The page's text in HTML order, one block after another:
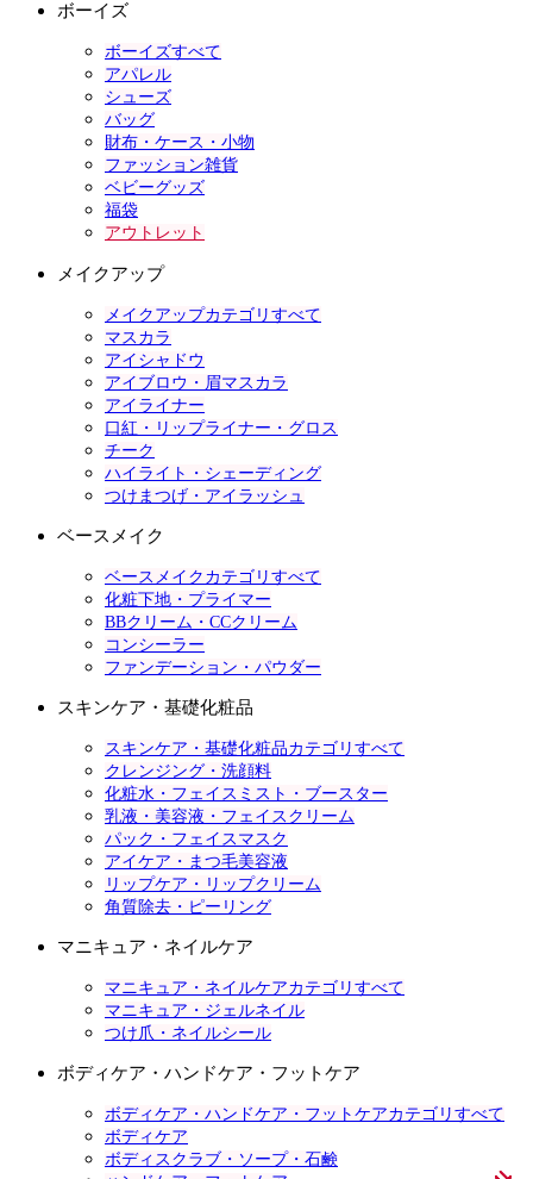
ボーイズ
ボーイズすべて
アパレル
シューズ
バッグ
財布・ケース・小物
ファッション雑貨
ベビーグッズ
福袋
アウトレット
メイクアップ
メイクアップカテゴリすべて
マスカラ
アイシャドウ
アイブロウ・眉マスカラ
アイライナー
口紅・リップライナー・グロス
チーク
ハイライト・シェーディング
つけまつげ・アイラッシュ
ベースメイク
ベースメイクカテゴリすべて
化粧下地・プライマー
BBクリーム・CCクリーム
コンシーラー
ファンデーション・パウダー
スキンケア・基礎化粧品
スキンケア・基礎化粧品カテゴリすべて
クレンジング・洗顔料
化粧水・フェイスミスト・ブースター
乳液・美容液・フェイスクリーム
パック・フェイスマスク
アイケア・まつ毛美容液
リップケア・リップクリーム
角質除去・ピーリング
マニキュア・ネイルケア
マニキュア・ネイルケアカテゴリすべて
マニキュア・ジェルネイル
つけ爪・ネイルシール
ボディケア・ハンドケア・フットケア
ボディケア・ハンドケア・フットケアカテゴリすべて
ボディケア
ボディスクラブ・ソープ・石鹸